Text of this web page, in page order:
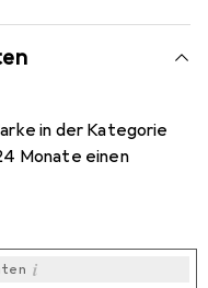
in der Kategorie
Monate einen
i